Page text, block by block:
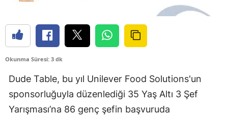
Okunma Süresi: 3 dk
Dude Table, bu yıl Unilever Food Solutions'un
sponsorluğuyla düzenlediği 35 Yaş Altı 3 Şef
Yarışması’na 86 genç şefin başvuruda